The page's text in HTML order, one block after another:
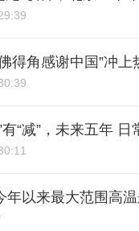
得角感谢中国”冲
“减”，未来五年
年以来最大范围高